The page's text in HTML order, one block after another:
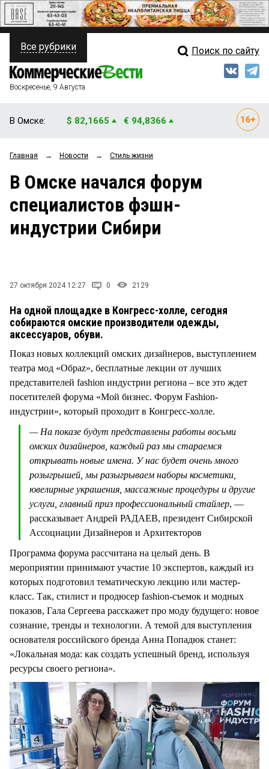
ПОЛИТИКА
ФИНАНСЫ
ОБЩЕСТВО
ЗАКОН
НОВОСТИ КОМПАНИЙ
Свежий выпуск
Рейтинги
Блоги
Архив
Все рубрики Поиск по сайту
Воскресенье, 9 Августа
В Омске: $ 82,1665 € 94,8366
Главная → Новости → Стиль жизни
В Омске начался форум
специалистов фэшн-
индустрии Сибири
27 октября 2024 12:27 0 2129
На одной площадке в Конгресс-холле, сегодня
собираются омские производители одежды,
аксессуаров, обуви.
Показ новых коллекций омских дизайнеров, выступлением
театра мод «Обраz», бесплатные лекции от лучших
представителей fashion индустрии региона – все это ждет
посетителей форума «Мой бизнес. Форум Fashion-
индустрии», который проходит в Конгресс-холле.
— На показе будут представлены работы восьми
омских дизайнеров, каждый раз мы стараемся
открывать новые имена. У нас будет очень много
розыгрышей, мы разыгрываем наборы косметики,
ювелирные украшения, массажные процедуры и другие
услуги, главный приз профессиональный стайлер, —
рассказывает Андрей РАДАЕВ, президент Сибирской
Ассоциации Дизайнеров и Архитекторов
Программа форума рассчитана на целый день. В
мероприятии принимают участие 10 экспертов, каждый из
которых подготовил тематическую лекцию или мастер-
класс. Так, стилист и продюсер fashion-съемок и модных
показов, Гала Сергеева расскажет про моду будущего: новое
сознание, тренды и технологии. А темой для выступления
основателя российского бренда Анна Попадюк станет:
«Локальная мода: как создать успешный бренд, используя
ресурсы своего региона».